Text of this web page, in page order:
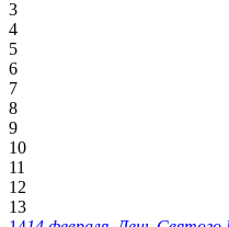
3
4
5
6
7
8
9
10
11
12
13